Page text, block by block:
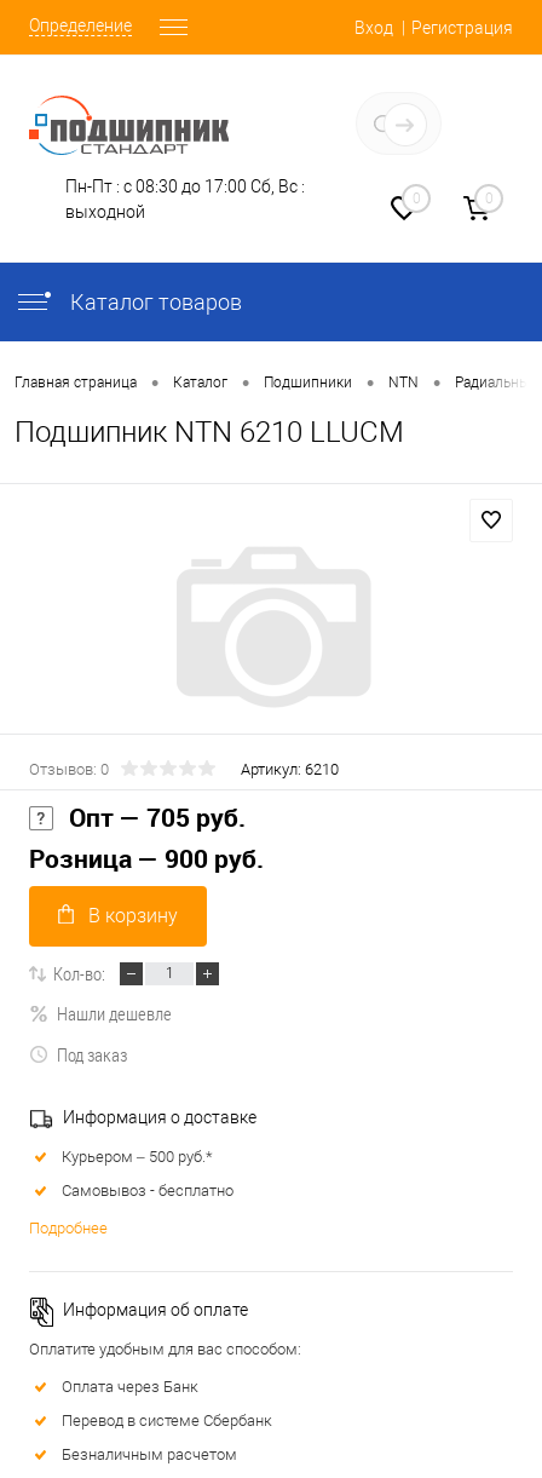
Определение Вход Регистрация
Пн-Пт : с 08:30 до 17:00 Сб, Вс :
выходной
0 0
Каталог товаров
Главная страница • Каталог • Подшипники • NTN •
Подшипник NTN 6210 LLUCM
Отзывов: 0 Артикул: 6210
Опт — 705 руб.
Розница — 900 руб.
В корзину
Кол-во:
Нашли дешевле
Под заказ
Информация о доставке
Курьером – 500 руб.*
Самовывоз - бесплатно
Подробнее
Информация об оплате
Оплатите удобным для вас способом:
Оплата через Банк
Перевод в системе Сбербанк
Безналичным расчетом